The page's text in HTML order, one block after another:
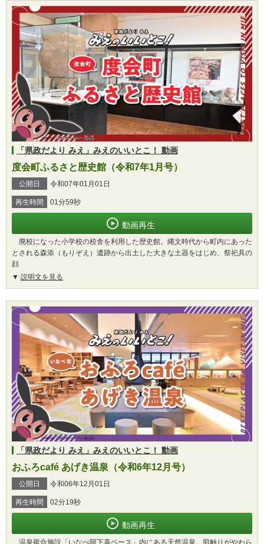
「県政だより みえ」みえのいいとこ！ 動画
度会町ふるさと歴史館（令和7年1月号）
公開日 令和07年01月01日
再生時間 01分59秒
動画再生
廃校になった小学校の校舎を利用した歴史館。縄文時代から町内にあった
とされる森添（もりぞえ）遺跡から出土した大きな土器をはじめ、祭祀具の
顔
説明文を見る
「県政だより みえ」みえのいいとこ！ 動画
おふろcafé あげき温泉（令和6年12月号）
公開日 令和06年12月01日
再生時間 02分19秒
動画再生
温泉複合施設「いなべ阿下喜ベース」内にある天然温泉。肌触りがやわら